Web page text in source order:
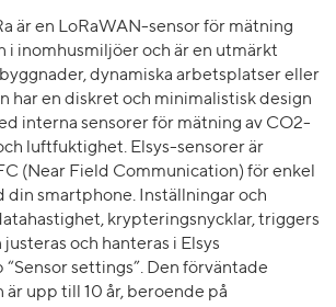
är en LoRaWAN-sensor för mätning
i inomhusmiljöer och är en utmärkt
dynamiska arbetsplatser eller
har en diskret och minimalistisk design
interna sensorer för mätning av CO2-
luftfuktighet. Elsys-sensorer är
(Near Field Communication) för enkel
din smartphone. Inställningar och
krypteringsnycklar, triggers
och hanteras i Elsys
settings”. Den förväntade
upp till 10 år, beroende på